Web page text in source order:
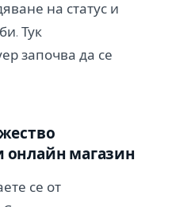
на статус и
Тук
започва да се
магазин
се от